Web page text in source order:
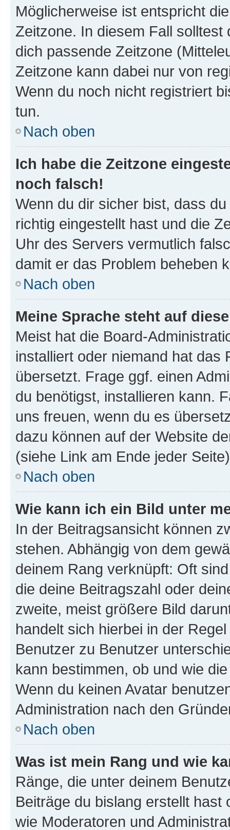
Möglicherweise ist entspricht
Zeitzone. In diesem Fall solltest
dich passende Zeitzone
Zeitzone kann dabei nur von
Wenn du noch nicht registriert
tun.
Nach oben
Ich habe die Zeitzone
noch falsch!
Wenn du dir sicher bist, dass
richtig eingestellt hast und die
Uhr des Servers vermutlich
damit er das Problem beheben
Nach oben
Meine Sprache steht auf
Meist hat die Board-
installiert oder niemand hat das
übersetzt. Frage ggf. einen
du benötigst, installieren kann.
uns freuen, wenn du es
dazu können auf der Website
(siehe Link am Ende jeder
Nach oben
Wie kann ich ein Bild unter
In der Beitragsansicht können
stehen. Abhängig von dem
deinem Rang verknüpft: Oft
die deine Beitragszahl oder
zweite, meist größere Bild
handelt sich hierbei in der
Benutzer zu Benutzer
kann bestimmen, ob und wie
Wenn du keinen Avatar
Administration nach den
Nach oben
Was ist mein Rang und wie
Ränge, die unter deinem
Beiträge du bislang erstellt
wie Moderatoren und